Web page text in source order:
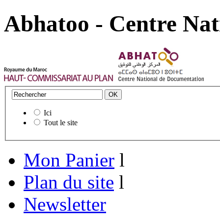
Abhatoo - Centre
Ici
Tout le site
Mon Panier l
Plan du site l
Newsletter